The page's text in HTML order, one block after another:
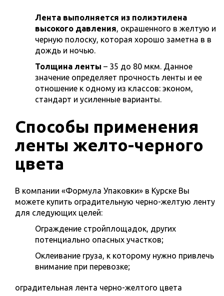
Лента выполняется из полиэтилена
высокого давления, окрашенного в желтую и
черную полоску, которая хорошо заметна в в
дождь и ночью.
Толщина ленты – 35 до 80 мкм. Данное
значение определяет прочность ленты и ее
отношение к одному из классов: эконом,
стандарт и усиленные варианты.
Способы применения
ленты желто-черного
цвета
В компании «Формула Упаковки» в Курске Вы
можете купить оградительную черно-желтую ленту
для следующих целей:
Ограждение стройплощадок, других
потенциально опасных участков;
Оклеивание груза, к которому нужно привлечь
внимание при перевозке;
оградительная лента черно-желтого цвета